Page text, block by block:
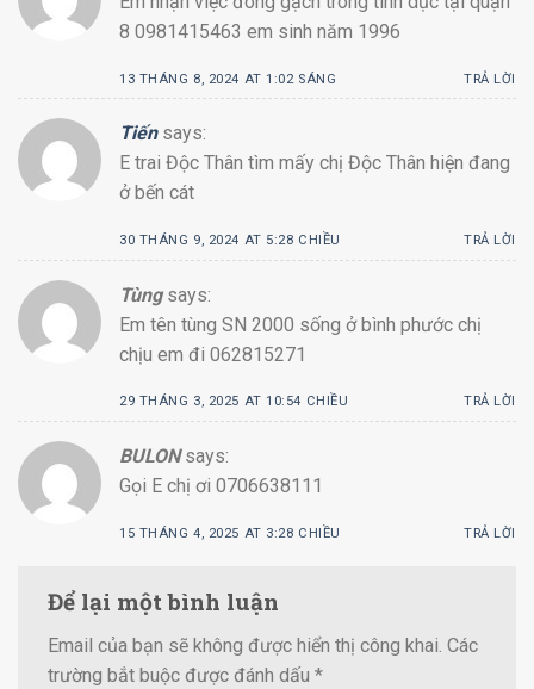
8 0981415463 em sinh năm 1996
13 THÁNG 8, 2024 AT 1:02 SÁNG TRẢ LỜI
Tiến says:
E trai Độc Thân tìm mấy chị Độc Thân hiện đang
ở bến cát
30 THÁNG 9, 2024 AT 5:28 CHIỀU TRẢ LỜI
Tùng says:
Em tên tùng SN 2000 sống ở bình phước chị
chịu em đi 062815271
29 THÁNG 3, 2025 AT 10:54 CHIỀU TRẢ LỜI
BULON says:
Gọi E chị ơi 0706638111
15 THÁNG 4, 2025 AT 3:28 CHIỀU TRẢ LỜI
Để lại một bình luận
Email của bạn sẽ không được hiển thị công khai. Các
trường bắt buộc được đánh dấu *